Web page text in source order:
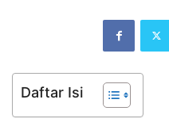
Daftar Isi